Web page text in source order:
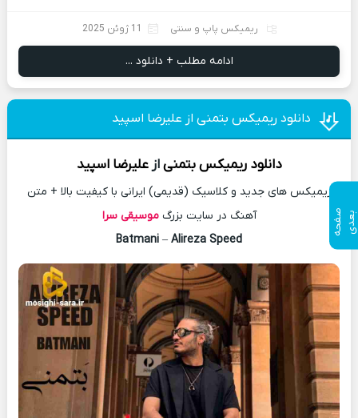
ریمیکس پاپ و سنتی 11 ژوئن 2025
ادامه مطلب + دانلود ...
دانلود ریمیکس بتمنی از علیرضا اسپید
دانلودریمیکس بتمنی ازعلیرضا اسپید
ریمیکس های جدید و کلاسیک (قدیمی) ایرانی با کیفیت بالا + متن
آهنگ در سایت بزرگموسیقی سرا
Batmani – Alireza Speed
ص
ف
ح
ه ب ع
د ی